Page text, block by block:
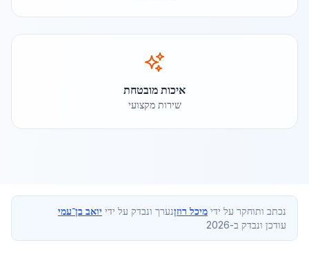
איכות מובטחת
שירות מקצועי
נכתב ותוחקר על ידי מיכל רוזןנערך ונבדק על ידי יואב בן־עמי
עודכן ונבדק ב-2026